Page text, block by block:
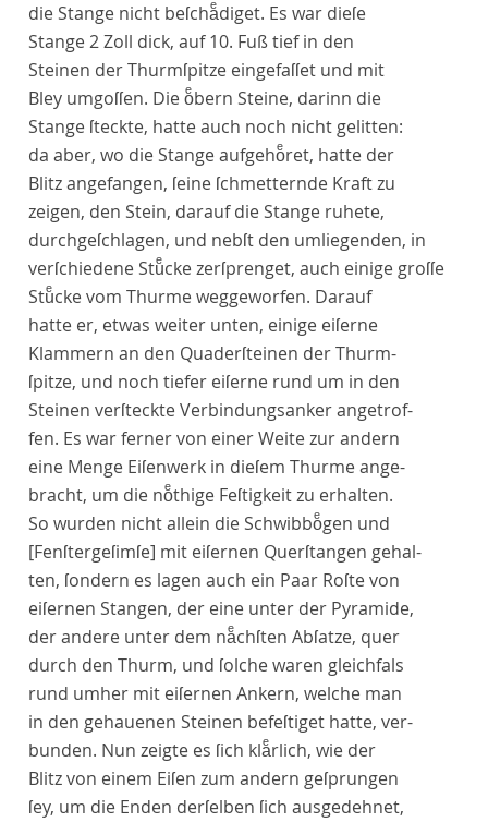
die Stange nicht beſchaͤdiget. Es war dieſe
Stange 2 Zoll dick, auf 10. Fuß tief in den
Steinen der Thurmſpitze eingefaſſet und mit
Bley umgoſſen. Die oͤbern Steine, darinn die
Stange ſteckte, hatte auch noch nicht gelitten:
da aber, wo die Stange aufgehoͤret, hatte der
Blitz angefangen, ſeine ſchmetternde Kraft zu
zeigen, den Stein, darauf die Stange ruhete,
durchgeſchlagen, und nebſt den umliegenden, in
verſchiedene Stuͤcke zerſprenget, auch einige groſſe
Stuͤcke vom Thurme weggeworfen. Darauf
hatte er, etwas weiter unten, einige eiſerne
Klammern an den Quaderſteinen der Thurm-
ſpitze, und noch tiefer eiſerne rund um in den
Steinen verſteckte Verbindungsanker angetrof-
fen. Es war ferner von einer Weite zur andern
eine Menge Eiſenwerk in dieſem Thurme ange-
bracht, um die noͤthige Feſtigkeit zu erhalten.
So wurden nicht allein die Schwibboͤgen und
[Fenſtergeſimſe] mit eiſernen Querſtangen gehal-
ten, ſondern es lagen auch ein Paar Roſte von
eiſernen Stangen, der eine unter der Pyramide,
der andere unter dem naͤchſten Abſatze, quer
durch den Thurm, und ſolche waren gleichfals
rund umher mit eiſernen Ankern, welche man
in den gehauenen Steinen befeſtiget hatte, ver-
bunden. Nun zeigte es ſich klaͤrlich, wie der
Blitz von einem Eiſen zum andern geſprungen
ſey, um die Enden derſelben ſich ausgedehnet,